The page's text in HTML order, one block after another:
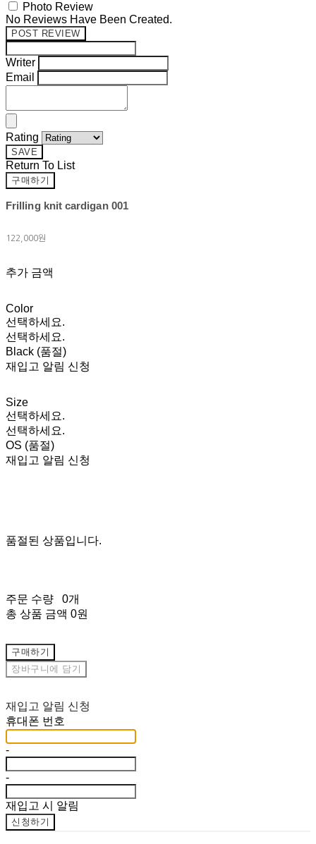
Photo Review
No Reviews Have Been Created.
POST REVIEW
Writer
Email
Rating
SAVE
Return To List
구매하기
Frilling knit cardigan 001
122,000원
추가 금액
Color
선택하세요.
선택하세요.
Black (품절)
재입고 알림 신청
Size
선택하세요.
선택하세요.
OS (품절)
재입고 알림 신청
품절된 상품입니다.
주문 수량
0개
총 상품 금액 0원
구매하기
장바구니에 담기
재입고 알림 신청
휴대폰 번호
-
-
재입고 시 알림
신청하기